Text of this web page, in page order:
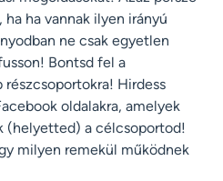
ha vannak ilyen irányú
ne csak egyetlen
Bontsd fel a
Hirdess
oldalakra, amelyek
(helyetted) a célcsoportod!
milyen remekül működnek